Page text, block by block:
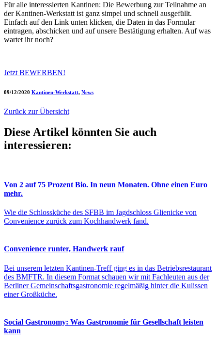
Für alle interessierten Kantinen: Die Bewerbung zur Teilnahme an
der Kantinen-Werkstatt ist ganz simpel und schnell ausgefüllt.
Einfach auf den Link unten klicken, die Daten in das Formular
eintragen, abschicken und auf unsere Bestätigung erhalten. Auf was
wartet ihr noch?
Jetzt BEWERBEN!
09/12/2020 Kantinen-Werkstatt, News
Zurück zur Übersicht
Diese Artikel könnten Sie auch
interessieren:
Von 2 auf 75 Prozent Bio. In neun Monaten. Ohne einen Euro
mehr.
Wie die Schlossküche des SFBB im Jagdschloss Glienicke von
Convenience zurück zum Kochhandwerk fand.
Convenience runter, Handwerk rauf
Bei unserem letzten Kantinen-Treff ging es in das Betriebsrestaurant
des BMFTR. In diesem Format schauen wir mit Fachleuten aus der
Berliner Gemeinschaftsgastronomie regelmäßig hinter die Kulissen
einer Großküche.
Social Gastronomy: Was Gastronomie für Gesellschaft leisten
kann